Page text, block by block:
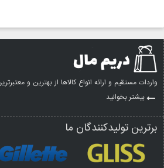
واردات مستقیم و ارائه انواع کالاها از بهترین و
بیشتر بخوانید
برترین تولیدکنندگان ما